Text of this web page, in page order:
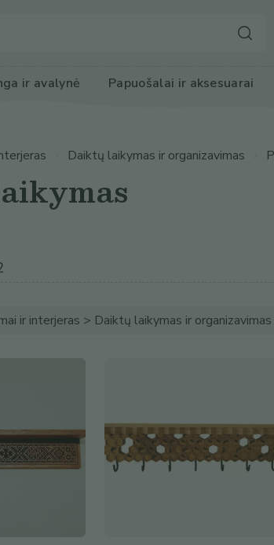
ir avalynė Papuošalai ir aksesuarai
Daiktų laikymas ir organizavimas
ir interjeras > Daiktų laikymas ir